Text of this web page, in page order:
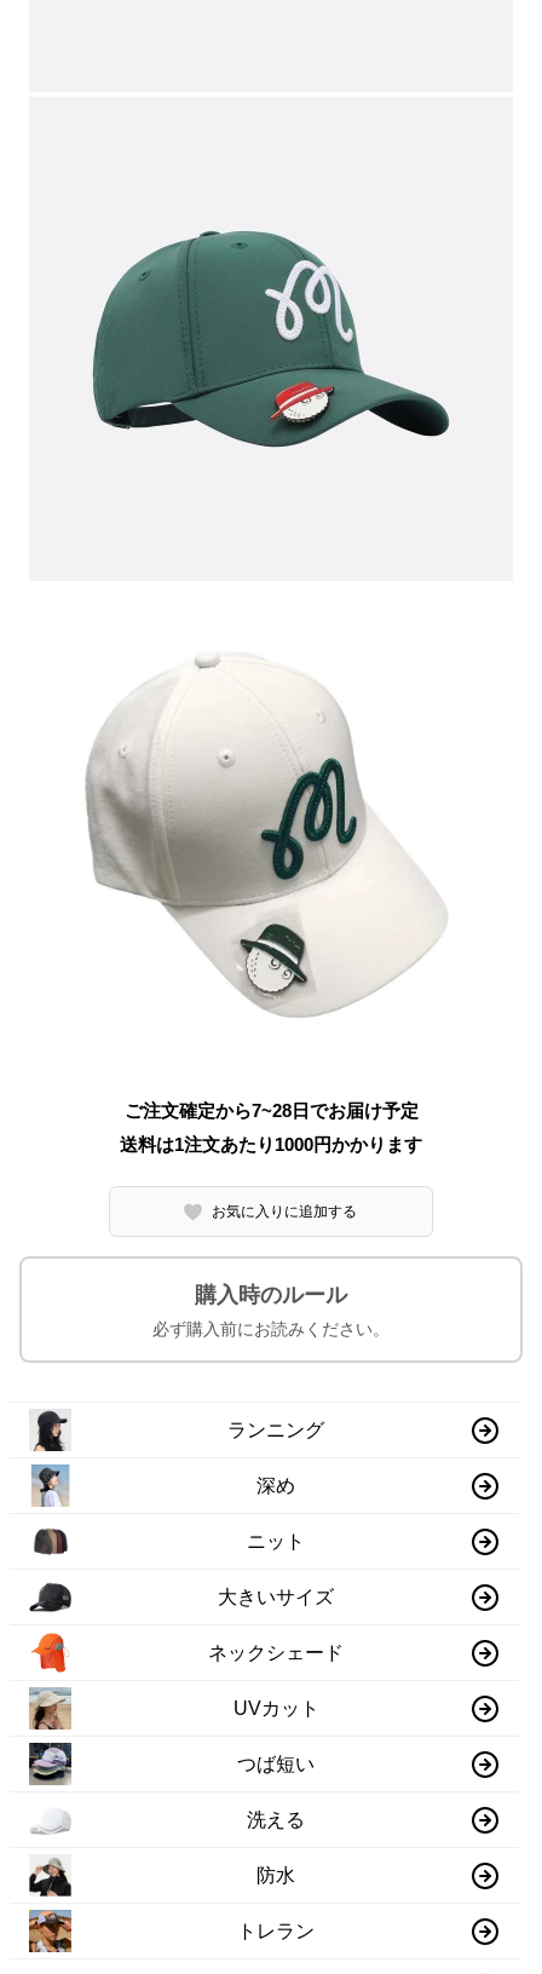
ご注文確定から7~28日でお届け予定
送料は1注文あたり 1000円かかります
お気に入りに追加する
購入時のルール
必ず購入前にお読みください。
ランニング
深め
ニット
大きいサイズ
ネックシェード
UVカット
つば短い
洗える
防水
トレラン